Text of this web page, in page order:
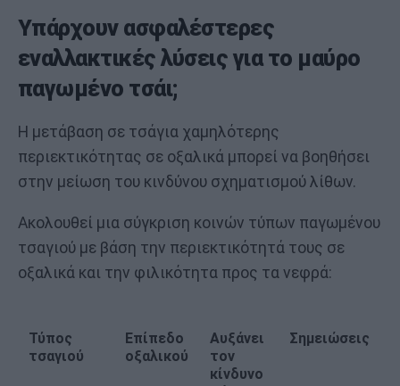
Υπάρχουν ασφαλέστερες
εναλλακτικές λύσεις για το μαύρο
παγωμένο τσάι;
Η μετάβαση σε τσάγια χαμηλότερης
περιεκτικότητας σε οξαλικά μπορεί να βοηθήσει
στην μείωση του κινδύνου σχηματισμού λίθων.
Ακολουθεί μια σύγκριση κοινών τύπων παγωμένου
τσαγιού με βάση την περιεκτικότητά τους σε
οξαλικά και την φιλικότητα προς τα νεφρά:
Τύπος
τσαγιού
Επίπεδο
οξαλικού
Αυξάνει
τον
κίνδυνο
Σημειώσεις